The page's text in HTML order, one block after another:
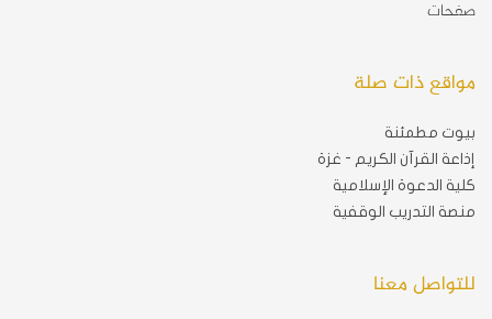
صفحات
مواقع ذات صلة
بيوت مطمئنة
إذاعة القرآن الكريم - غزة
كلية الدعوة الإسلامية
منصة التدريب الوقفية
للتواصل معنا